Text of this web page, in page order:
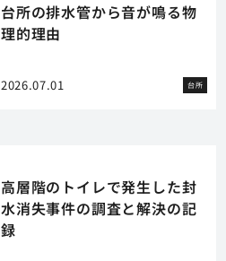
台所の排水管から音が鳴る物
理的理由
2026.07.01 台所
高層階のトイレで発生した封
水消失事件の調査と解決の記
録